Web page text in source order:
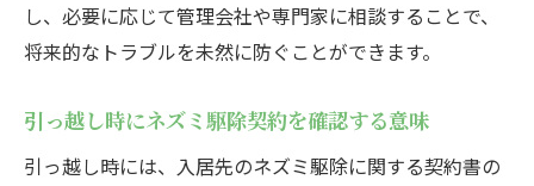
し、必要に応じて管理会社や専門家に相談することで、
将来的なトラブルを未然に防ぐことができます。
引っ越し時にネズミ駆除契約を確認する意味
引っ越し時には、入居先のネズミ駆除に関する契約書の